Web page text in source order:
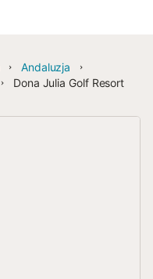
Andaluzja
Dona Julia Golf Resort